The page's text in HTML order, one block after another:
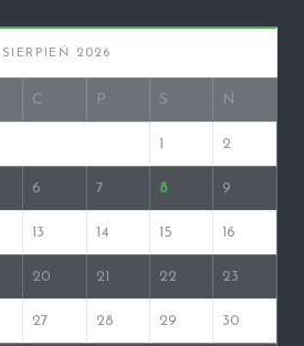
SIERPIEŃ 2026
C P S N
1 2
6 7 8 9
13 14 15 16
20 21 22 23
27 28 29 30